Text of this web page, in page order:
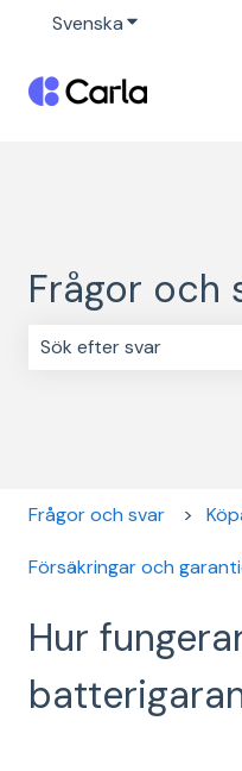
SvenskaVisa
Frågor och
Frågor och svar
Försäkringar och
Hur